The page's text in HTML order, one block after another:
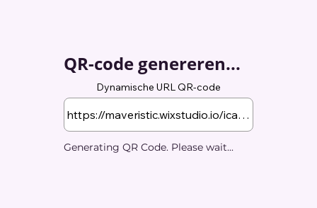
QR-code genereren...
Dynamische URL QR-code
Generating QR Code. Please wait...